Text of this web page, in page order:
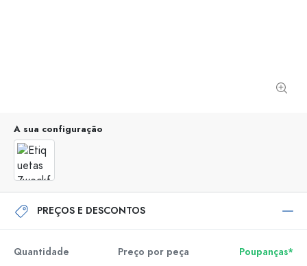
A sua configuração
PREÇOS E DESCONTOS
Quantidade Preço por peça
Poupanças*